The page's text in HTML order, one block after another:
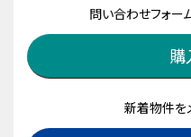
問い合わせフォー
購
新着物件を